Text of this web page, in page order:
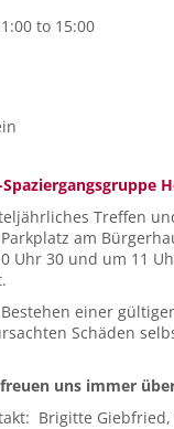
to 15:00
Spaziergangsgruppe
Treffen
am
Uhr 30 und um 11
Bestehen einer
Schäden
uns immer
Brigitte Giebfried,